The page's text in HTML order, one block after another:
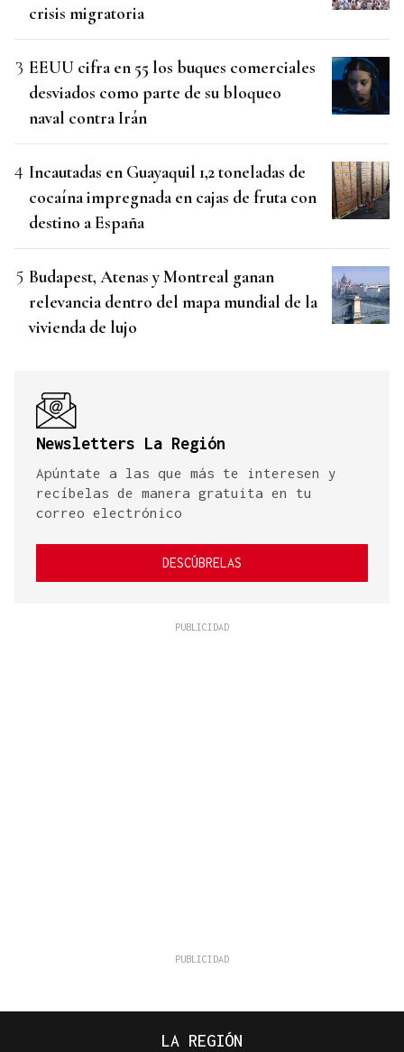
crisis migratoria
EEUU cifra en 55 los buques comerciales
desviados como parte de su bloqueo
naval contra Irán
Incautadas en Guayaquil 1,2 toneladas de
cocaína impregnada en cajas de fruta con
destino a España
Budapest, Atenas y Montreal ganan
relevancia dentro del mapa mundial de la
vivienda de lujo
Newsletters La Región
Apúntate a las que más te interesen y
recíbelas de manera gratuita en tu
correo electrónico
DESCÚBRELAS
LA REGIÓN